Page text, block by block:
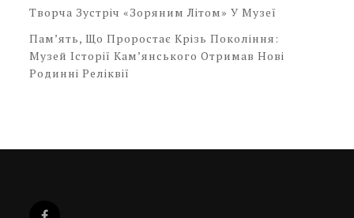
Творча Зустріч «Зоряним Літом» У Музеї
Пам’ять, Що Проростає Крізь Покоління:
Музей Історії Кам’янського Отримав Нові
Родинні Реліквії